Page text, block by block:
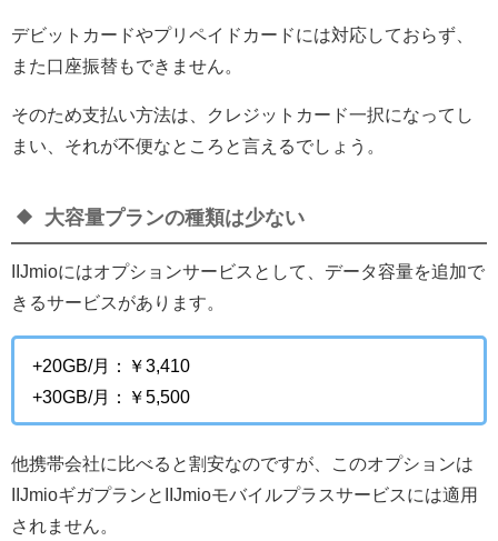
デビットカードやプリペイドカードには対応しておらず、
また口座振替もできません。
そのため支払い方法は、クレジットカード一択になってし
まい、それが不便なところと言えるでしょう。
大容量プランの種類は少ない
IIJmioにはオプションサービスとして、データ容量を追加で
きるサービスがあります。
+20GB/月：￥3,410
+30GB/月：￥5,500
他携帯会社に比べると割安なのですが、このオプションは
IIJmioギガプランとIIJmioモバイルプラスサービスには適用
されません。